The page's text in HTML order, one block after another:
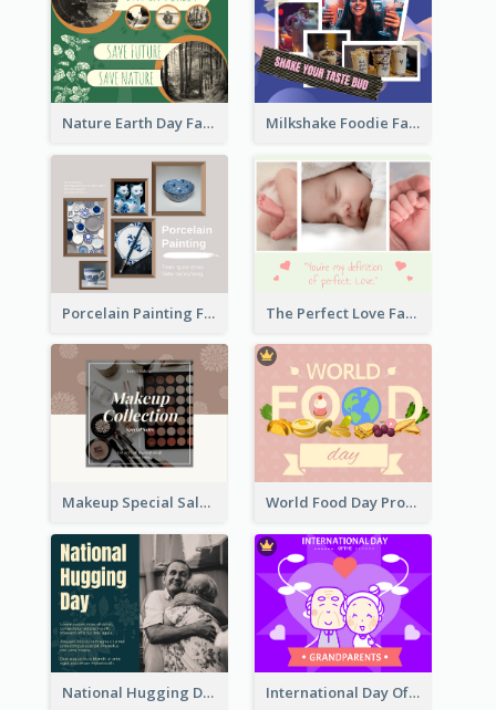
Nature Earth Day Facebook Post Milkshake Foodie Facebook Post
Porcelain Painting Facebook Post The Perfect Love Facebook Post
Makeup Special Sale Facebook Post World Food Day Promote Facebook Post
National Hugging Day Facebook Post International Day Of Grandparents Facebook Post